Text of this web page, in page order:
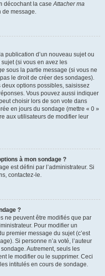
décochant la caseAttacher ma
de message.
publication d’un nouveau sujet ou
(si vous en avez les
sous la partie message (si vous ne
le droit de créer des sondages).
options possibles, saisissez
Vous pouvez aussi indiquer
choisir lors de son vote dans
en jours du sondage (mettre « 0 »
aux utilisateurs de modifier leur
à mon sondage ?
est défini par l’administrateur. Si
contactez-le.
?
ne peuvent être modifiés que par
Pour modifier un
premier message du sujet (c’est
Si personne n’a voté, l’auteur
Autrement, seuls les
le modifier ou le supprimer. Ceci
intitulés en cours de sondage.